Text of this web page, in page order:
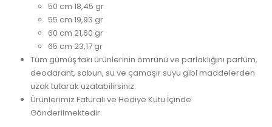
50 cm 18,45 gr
55 cm 19,93 gr
60 cm 21,60 gr
65 cm 23,17 gr
Tüm gümüş takı ürünlerinin ömrünü ve parlaklığını parfüm,
deodarant, sabun, su ve çamaşır suyu gibi maddelerden
uzak tutarak uzatabilirsiniz.
Ürünlerimiz Faturalı ve Hediye Kutu İçinde
Gönderilmektedir.